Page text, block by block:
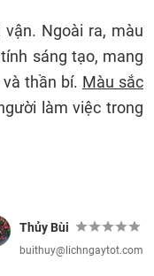
Ngoài ra, màu
sáng tạo, mang
thần bí. Màu sắc
làm việc trong
Thủy Bùi
buithuy@lichngaytot.com